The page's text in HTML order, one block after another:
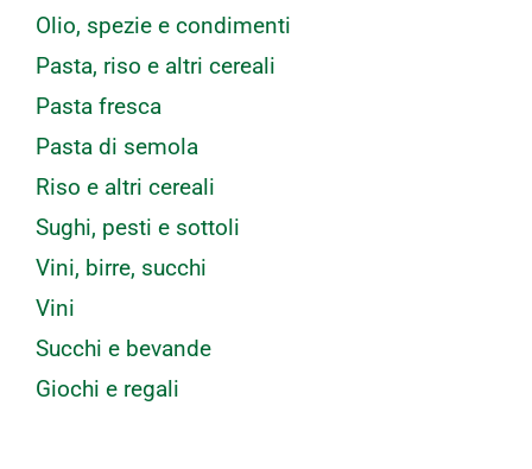
Olio, spezie e condimenti
Pasta, riso e altri cereali
Pasta fresca
Pasta di semola
Riso e altri cereali
Sughi, pesti e sottoli
Vini, birre, succhi
Vini
Succhi e bevande
Giochi e regali